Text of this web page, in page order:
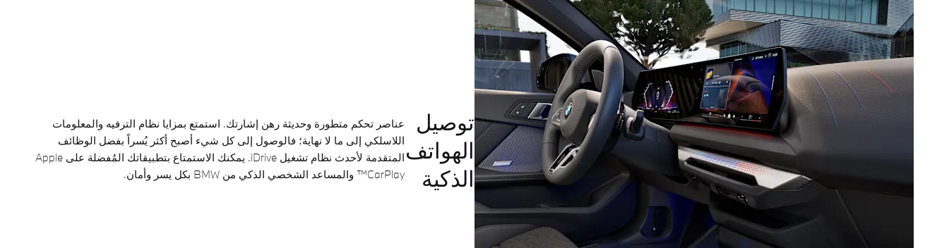
توصيل
الهواتف
الذكية
عناصر تحكم متطورة وحديثة رهن إشارتك. استمتع بمزايا نظام الترفيه والمعلومات
اللاسلكي إلى ما لا نهاية؛ فالوصول إلى كل شيء أصبح أكثر يُسراً بفضل الوظائف
المتقدمة لأحدث نظام تشغيل iDrive. يمكنك الاستمتاع بتطبيقاتك المُفضلة على Apple
CarPlay™ والمساعد الشخصي الذكي من BMW بكل يسر وأمان.